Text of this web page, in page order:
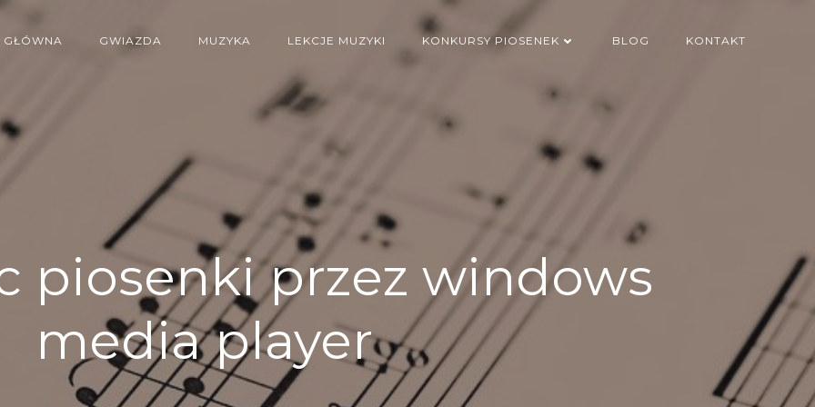
GŁÓWNA GWIAZDA MUZYKA LEKCJE MUZYKI KONKURSY PIOSENEK BLOG KONTAKT
piosenki przez windows
media player